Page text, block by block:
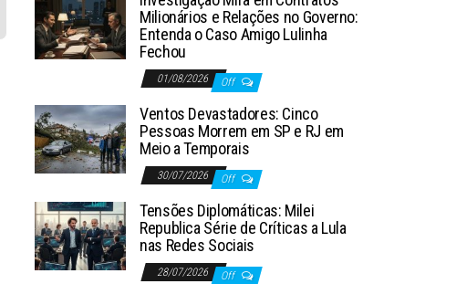
Milionários e Relações no Governo:
Entenda o Caso Amigo Lulinha
Fechou
01/08/2026 Off
Ventos Devastadores: Cinco
Pessoas Morrem em SP e RJ em
Meio a Temporais
30/07/2026 Off
Tensões Diplomáticas: Milei
Republica Série de Críticas a Lula
nas Redes Sociais
28/07/2026 Off